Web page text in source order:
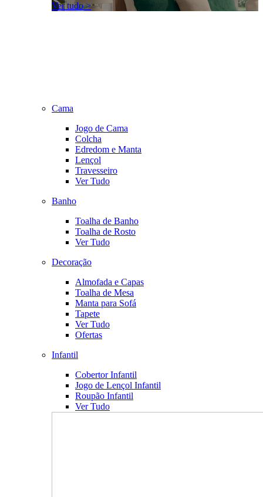
Ver tudo >
Cama
Jogo de Cama
Colcha
Edredom e Manta
Lençol
Travesseiro
Ver Tudo
Banho
Toalha de Banho
Toalha de Rosto
Ver Tudo
Decoração
Almofada e Capas
Toalha de Mesa
Manta para Sofá
Tapete
Ver Tudo
Ofertas
Infantil
Cobertor Infantil
Jogo de Lençol Infantil
Roupão Infantil
Ver Tudo